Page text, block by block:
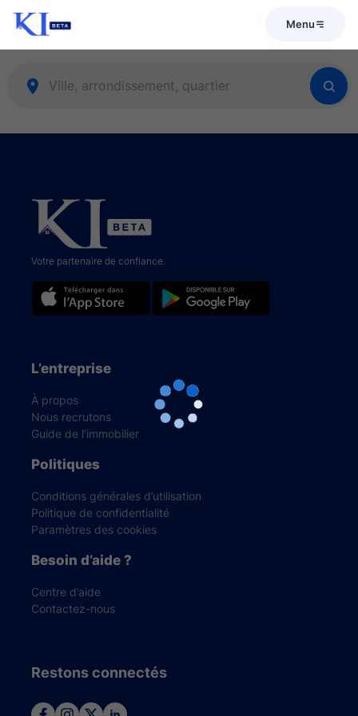
Menu
Votre partenaire de confiance.
L’entreprise
À propos
Nous recrutons
Guide de l’immobilier
Politiques
Conditions générales d’utilisation
Politique de confidentialité
Paramètres des cookies
Besoin d’aide ?
Centre d’aide
Contactez-nous
Restons connectés